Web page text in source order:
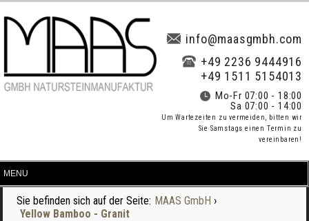
info@maasgmbh.com
+49 2236 9444916
+49 1511 5154013
Mo-Fr 07:00 - 18:00
Sa 07:00 - 14:00
Um Wartezeiten zu vermeiden, bitten wir
Sie Samstags einen Termin zu
vereinbaren!
Sie befinden sich auf der Seite: MAAS GmbH ›
Yellow Bamboo - Granit